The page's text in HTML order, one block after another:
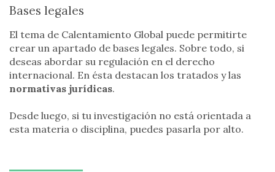
Bases legales
El tema de Calentamiento Global puede permitirte
crear un apartado de bases legales. Sobre todo, si
deseas abordar su regulación en el derecho
internacional. En ésta destacan los tratados y las
normativas jurídicas.
Desde luego, si tu investigación no está orientada a
esta materia o disciplina, puedes pasarla por alto.